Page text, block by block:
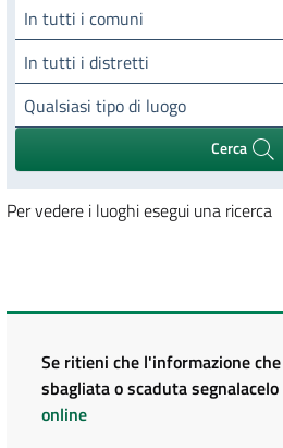
In tutti i comuni
In tutti i distretti
Qualsiasi tipo di luogo
Cerca
Per vedere i luoghi esegui una ricerca
Se ritieni che l'informazione
sbagliata o scaduta segnalacelo
online